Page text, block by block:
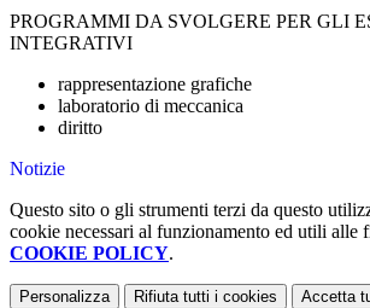
PROGRAMMI DA SVOLGERE PER GLI
INTEGRATIVI
rappresentazione grafiche
laboratorio di meccanica
diritto
Notizie
Questo sito o gli strumenti terzi da questo
cookie necessari al funzionamento ed utili alle
COOKIE POLICY.
Personalizza Rifiuta tutti i cookies Accetta